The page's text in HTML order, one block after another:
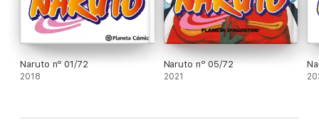
Naruto nº 01/72
2018
Naruto nº 05/72
2021